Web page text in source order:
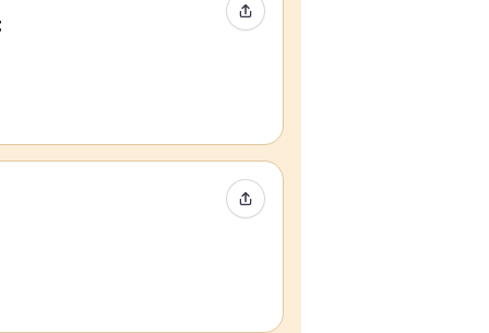
Event teilen
Event teilen